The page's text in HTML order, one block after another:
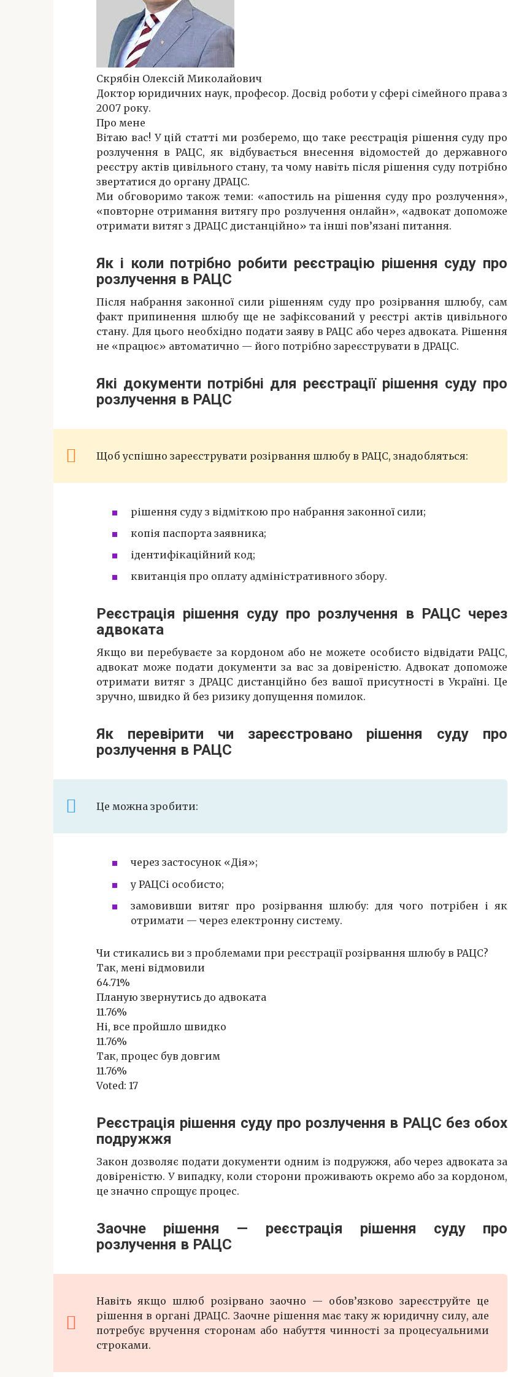
Скрябін Олексій Миколайович
Доктор юридичних наук, професор. Досвід роботи у сфері сімейного права з
2007 року.
Про мене
Вітаю вас! У цій статті ми розберемо, що таке реєстрація рішення суду про
розлучення в РАЦС, як відбувається внесення відомостей до державного
реєстру актів цивільного стану, та чому навіть після рішення суду потрібно
звертатися до органу ДРАЦС.
Ми обговоримо також теми: «апостиль на рішення суду про розлучення»,
«повторне отримання витягу про розлучення онлайн», «адвокат допоможе
отримати витяг з ДРАЦС дистанційно» та інші пов’язані питання.
Як і коли потрібно робити реєстрацію рішення суду про
розлучення в РАЦС
Після набрання законної сили рішенням суду про розірвання шлюбу, сам
факт припинення шлюбу ще не зафіксований у реєстрі актів цивільного
стану. Для цього необхідно подати заяву в РАЦС або через адвоката. Рішення
не «працює» автоматично — його потрібно зареєструвати в ДРАЦС.
Які документи потрібні для реєстрації рішення суду про
розлучення в РАЦС
Щоб успішно зареєструвати розірвання шлюбу в РАЦС, знадобляться:
рішення суду з відміткою про набрання законної сили;
копія паспорта заявника;
ідентифікаційний код;
квитанція про оплату адміністративного збору.
Реєстрація рішення суду про розлучення в РАЦС через
адвоката
Якщо ви перебуваєте за кордоном або не можете особисто відвідати РАЦС,
адвокат може подати документи за вас за довіреністю. Адвокат допоможе
отримати витяг з ДРАЦС дистанційно без вашої присутності в Україні. Це
зручно, швидко й без ризику допущення помилок.
Як перевірити чи зареєстровано рішення суду про
розлучення в РАЦС
Це можна зробити:
через застосунок «Дія»;
у РАЦСі особисто;
замовивши витяг про розірвання шлюбу: для чого потрібен і як
отримати — через електронну систему.
Чи стикались ви з проблемами при реєстрації розірвання шлюбу в РАЦС?
Так, мені відмовили
64.71%
Планую звернутись до адвоката
11.76%
Ні, все пройшло швидко
11.76%
Так, процес був довгим
11.76%
Voted: 17
Реєстрація рішення суду про розлучення в РАЦС без обох
подружжя
Закон дозволяє подати документи одним із подружжя, або через адвоката за
довіреністю. У випадку, коли сторони проживають окремо або за кордоном,
це значно спрощує процес.
Заочне рішення — реєстрація рішення суду про
розлучення в РАЦС
Навіть якщо шлюб розірвано заочно — обов’язково зареєструйте це
рішення в органі ДРАЦС. Заочне рішення має таку ж юридичну силу, але
потребує вручення сторонам або набуття чинності за процесуальними
строками.